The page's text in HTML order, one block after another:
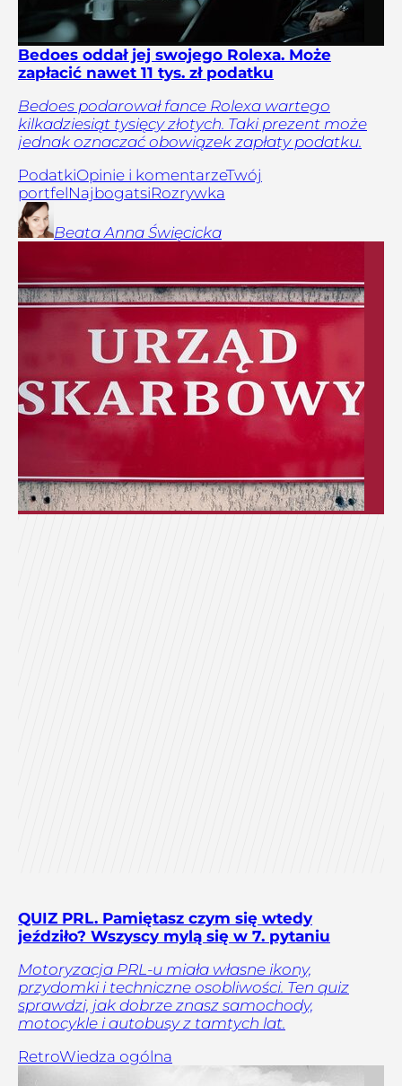
Bedoes oddał jej swojego Rolexa. Może
zapłacić nawet 11 tys. zł podatku
Bedoes podarował fance Rolexa wartego
kilkadziesiąt tysięcy złotych. Taki prezent może
jednak oznaczać obowiązek zapłaty podatku.
PodatkiOpinie i komentarzeTwój
portfelNajbogatsiRozrywka
Beata Anna Święcicka
QUIZ PRL. Pamiętasz czym się wtedy
jeździło? Wszyscy mylą się w 7. pytaniu
Motoryzacja PRL-u miała własne ikony,
przydomki i techniczne osobliwości. Ten quiz
sprawdzi, jak dobrze znasz samochody,
motocykle i autobusy z tamtych lat.
RetroWiedza ogólna